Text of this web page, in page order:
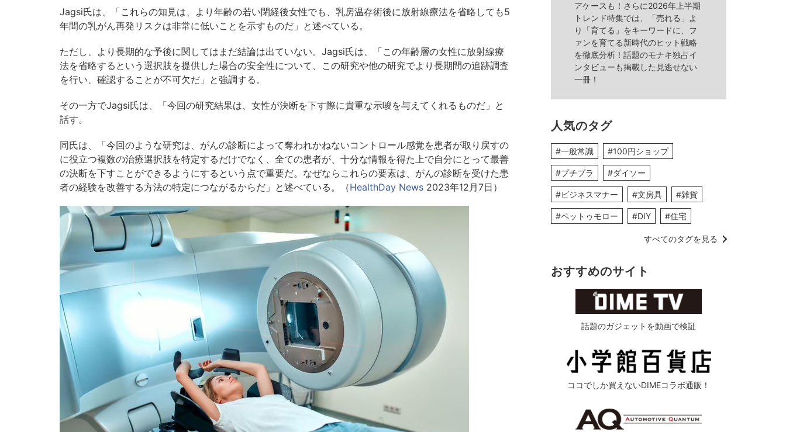
Jagsi氏は、「これらの知見は、より年齢の若い閉経後女性でも、乳房温存術後に放射線療法を省略しても5
年間の乳がん再発リスクは非常に低いことを示すものだ」と述べている。
ただし、より長期的な予後に関してはまだ結論は出ていない。Jagsi氏は、「この年齢層の女性に放射線療
法を省略するという選択肢を提供した場合の安全性について、この研究や他の研究でより長期間の追跡調査
を行い、確認することが不可欠だ」と強調する。
その一方でJagsi氏は、「今回の研究結果は、女性が決断を下す際に貴重な示唆を与えてくれるものだ」と
話す。
同氏は、「今回のような研究は、がんの診断によって奪われかねないコントロール感覚を患者が取り戻すの
に役立つ複数の治療選択肢を特定するだけでなく、全ての患者が、十分な情報を得た上で自分にとって最善
の決断を下すことができるようにするという点で重要だ。なぜならこれらの要素は、がんの診断を受けた患
者の経験を改善する方法の特定につながるからだ」と述べている。（HealthDay News 2023年12月7日）
アケースも！さらに2026年上半期
トレンド特集では、「売れる」よ
り「育てる」をキーワードに、フ
ァンを育てる新時代のヒット戦略
を徹底分析！話題のモナキ独占イ
ンタビューも掲載した見逃せない
一冊！
人気のタグ
#一般常識 #100円ショップ
#プチプラ #ダイソー
#ビジネスマナー #文房具 #雑貨
#ペットゥモロー #DIY #住宅
すべてのタグを見る
おすすめのサイト
話題のガジェットを動画で検証
ココでしか買えないDIMEコラボ通販！